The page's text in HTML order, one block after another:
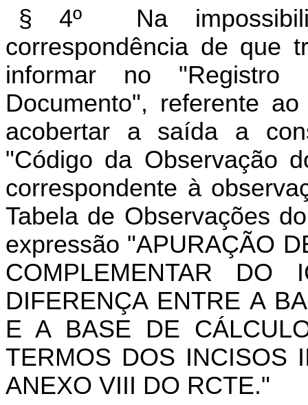
§ 4º Na
correspondência de que
informar no "Registro
Documento", referente
acobertar a saída a
"Código da Observação
correspondente à
Tabela de Observações
expressão "APURAÇÃO
COMPLEMENTAR DO
DIFERENÇA ENTRE A
E A BASE DE
TERMOS DOS INCISOS
ANEXO VIII DO RCTE."